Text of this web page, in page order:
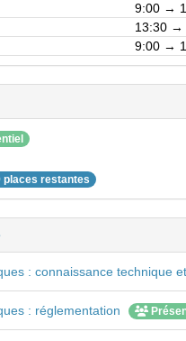
9:00 →
13:30 →
9:00 →
places restantes
: connaissance technique
: réglementation